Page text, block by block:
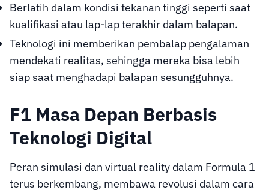
Berlatih dalam kondisi tekanan tinggi seperti saat
kualifikasi atau lap-lap terakhir dalam balapan.
Teknologi ini memberikan pembalap pengalaman
mendekati realitas, sehingga mereka bisa lebih
siap saat menghadapi balapan sesungguhnya.
F1 Masa Depan Berbasis
Teknologi Digital
Peran simulasi dan virtual reality dalam Formula 1
terus berkembang, membawa revolusi dalam cara